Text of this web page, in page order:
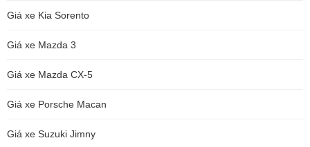
Giá xe Kia Sorento
Giá xe Mazda 3
Giá xe Mazda CX-5
Giá xe Porsche Macan
Giá xe Suzuki Jimny